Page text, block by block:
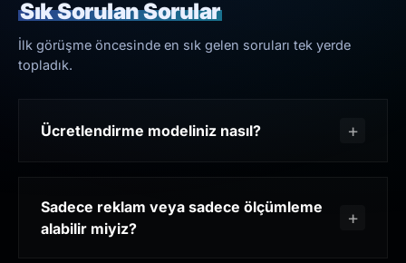
Sık Sorulan Sorular
İlk görüşme öncesinde en sık gelen soruları tek yerde
topladık.
Ücretlendirme modeliniz nasıl?
Sadece reklam veya sadece ölçümleme
alabilir miyiz?